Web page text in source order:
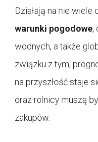
Działają na nie wiele
warunki pogodowe,
wodnych, a także
związku z tym,
na przyszłość staje
oraz rolnicy muszą
zakupów.